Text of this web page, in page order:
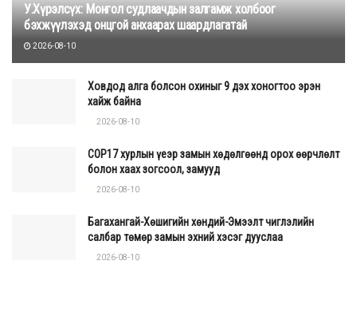
У.Хүрэлсүх: Монгол судлаачдын залгамж холбоог
бэхжүүлэхэд онцгой анхаарах шаардлагатай
2026-08-10
Ховдод алга болсон охиныг 9 дэх хоногтоо эрэн
хайж байна
2026-08-10
COP17 хурлын үеэр замын хөдөлгөөнд орох өөрчлөлт
болон хаах зогсоол, замууд
2026-08-10
Багахангай-Хөшигийн хөндий-Эмээлт чиглэлийн
салбар төмөр замын эхний хэсэг дууслаа
2026-08-10